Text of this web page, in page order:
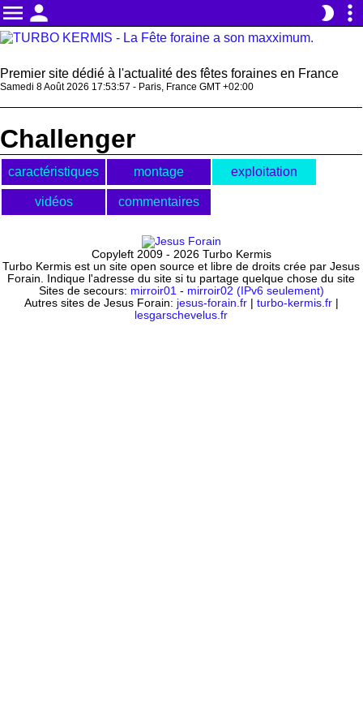
menu person brightness_2 more_vert
Premier site dédié à l'actualité des fêtes foraines en France
Samedi 8 Août 2026 17:53:57 - Paris, France GMT +02:00
Challenger
caractéristiques montage exploitation
vidéos commentaires
Copyleft 2009 - 2026 Turbo Kermis
Turbo Kermis est un site open source et libre de droits crée par Jesus
Forain. Indique l'adresse du site si tu partage quelque chose du site
Sites de secours: mirroir01 - mirroir02 (IPv6 seulement)
Autres sites de Jesus Forain: jesus-forain.fr| turbo-kermis.fr|
lesgarschevelus.fr